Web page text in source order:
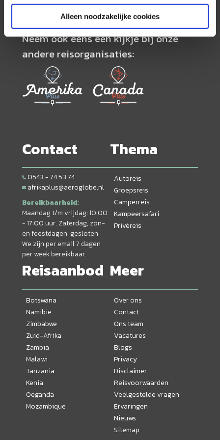
Alleen noodzakelijke cookies
Neem ook eens een kijkje bij onze
andere reisorganisaties:
Contact
0543 - 74 53 74
afrikaplus@aeroglobe.nl
Bereikbaarheid:
Maandag t/m vrijdag: 10:00
- 17:00 uur. Zaterdag, zon-
en feestdagen: gesloten
We zijn per email 7 dagen
per week bereikbaar.
Thema
Autoreis
Groepsreis
Camperreis
Kampeersafari
Privéreis
Reisaanbod
Botswana
Namibië
Zimbabwe
Zuid-Afrika
Zambia
Malawi
Tanzania
Kenia
Oeganda
Mozambique
Meer
Over ons
Contact
Ons team
Vacatures
Blogs
Privacy
Disclaimer
Reisvoorwaarden
Veelgestelde vragen
Ervaringen
Nieuws
Sitemap